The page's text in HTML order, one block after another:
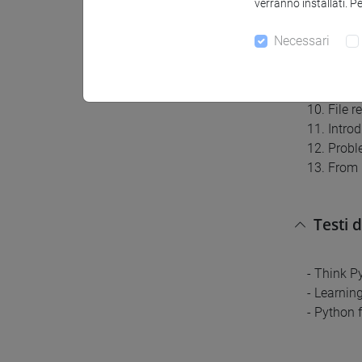
5.
6.
7.
10. File
11.
12.
13. From
Testi
- Think
-
- Python
verranno installati.
Necessari